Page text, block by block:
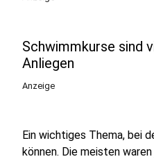
Schwimmkurse sind
Anliegen
Anzeige
Ein wichtiges Thema, bei
können. Die meisten